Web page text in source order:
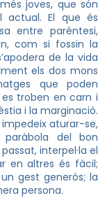
joves, que són
actual. El que és
entre parèntesi,
com si fossin la
de la vida
els dos mons
que poden
troben en carn i
i la marginació.
aturar-se,
del bon
interpel·la el
en altres és fàcil;
gest generós; la
persona.